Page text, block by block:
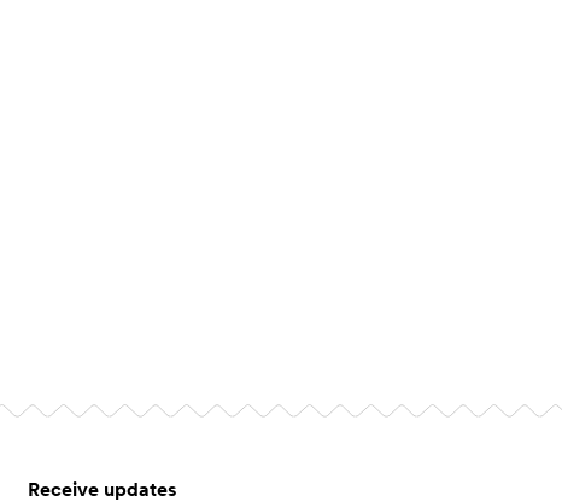
Receive updates